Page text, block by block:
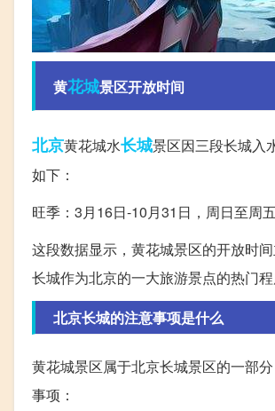
黄花城景区开放时间
北京黄花城水长城景区因三段长城入
如下：
旺季：3月16日-10月31日，周日至周
这段数据显示，黄花城景区的开放时
长城作为北京的一大旅游景点的热门程
北京长城的注意事项是什么
黄花城景区属于北京长城景区的一部
事项：